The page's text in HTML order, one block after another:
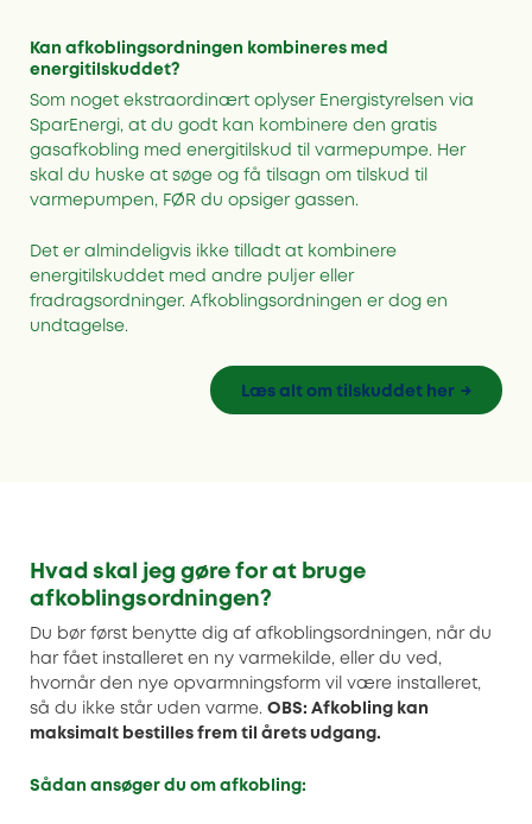
Kan afkoblingsordningen kombineres med
energitilskuddet?
Som noget ekstraordinært oplyser Energistyrelsen via
SparEnergi, at du godt kan kombinere den gratis
gasafkobling med energitilskud til varmepumpe. Her
skal du huske at søge og få tilsagn om tilskud til
varmepumpen, FØR du opsiger gassen.
Det er almindeligvis ikke tilladt at kombinere
energitilskuddet med andre puljer eller
fradragsordninger. Afkoblingsordningen er dog en
undtagelse.
Læs alt om tilskuddet her
Hvad skal jeg gøre for at bruge
afkoblingsordningen?
Du bør først benytte dig af afkoblingsordningen, når du
har fået installeret en ny varmekilde, eller du ved,
hvornår den nye opvarmningsform vil være installeret,
så du ikke står uden varme. OBS: Afkobling kan
maksimalt bestilles frem til årets udgang.
Sådan ansøger du om afkobling: